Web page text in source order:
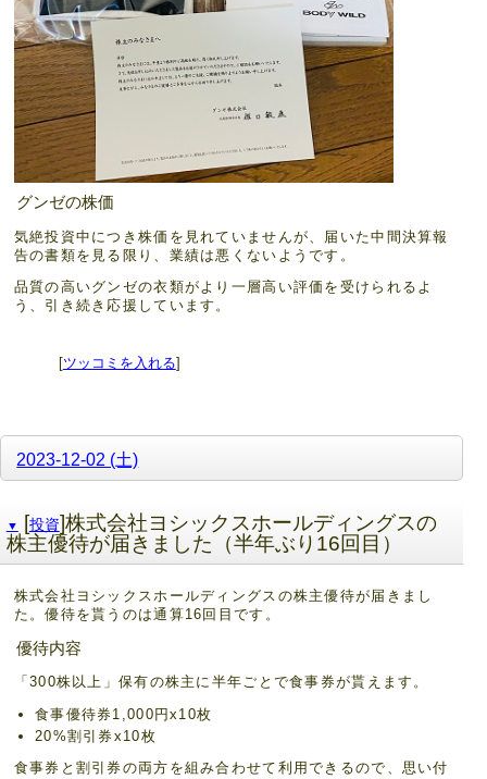
グンゼの株価
気絶投資中につき株価を見れていませんが、届いた中間決算報
告の書類を見る限り、業績は悪くないようです。
品質の高いグンゼの衣類がより一層高い評価を受けられるよ
う、引き続き応援しています。
[ツッコミを入れる]
2023-12-02 (土)
▼ [投資]株式会社ヨシックスホールディングスの
株主優待が届きました（半年ぶり16回目）
株式会社ヨシックスホールディングスの株主優待が届きまし
た。優待を貰うのは通算16回目です。
優待内容
「300株以上」保有の株主に半年ごとで食事券が貰えます。
食事優待券1,000円x10枚
20%割引券x10枚
食事券と割引券の両方を組み合わせて利用できるので、思い付